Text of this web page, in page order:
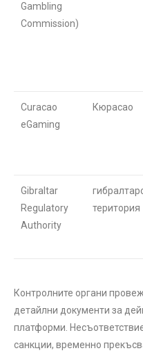
Gambling
Commission)
Curacao
eGaming
Кюрасао
Gibraltar
Regulatory
Authority
територия
Контролните органи
детайлни документи за
платформи.
санкции, временно